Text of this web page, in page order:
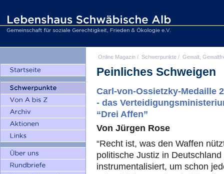
Online Magazin / Schwerpunkte / Gewalt,
Peinliches Schweigen
Carl-von-Ossietzky-Medaille
- das
“Drei Affen”
Von Jürgen Rose
“Recht ist, was den Waffen
politische Justiz in
instrumentalisiert, um schon